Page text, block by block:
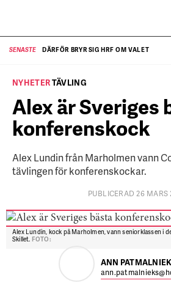
SENASTE DÄRFÖR BRYR SIG HRF OM VALET
NYHETERTÄVLING
Alex är Sveriges
konferenskock
Alex Lundin från Marholmen vann
tävlingen för konferenskockar.
PUBLICERAD 26 MARS
Alex Lundin, kock på Marholmen, vann seniorklassen i
Skillet. FOTO:
ANN